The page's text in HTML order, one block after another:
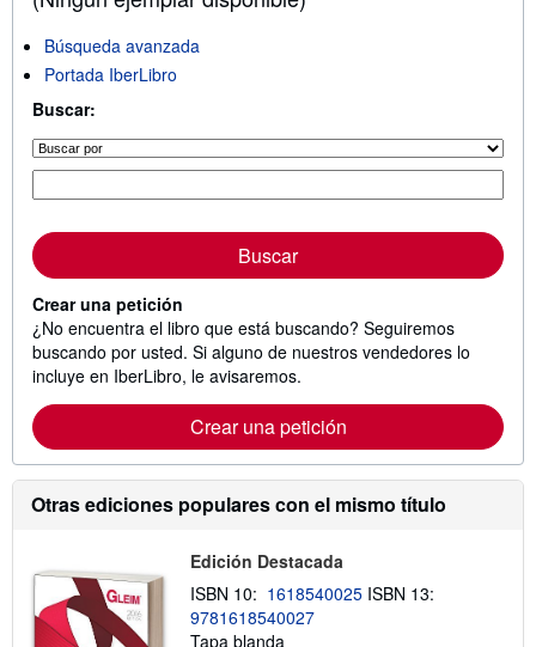
Búsqueda avanzada
Portada IberLibro
Buscar:
Buscar
Crear una petición
¿No encuentra el libro que está buscando? Seguiremos
buscando por usted. Si alguno de nuestros vendedores lo
incluye en IberLibro, le avisaremos.
Crear una petición
Otras ediciones populares con el mismo título
Edición Destacada
ISBN 10: 1618540025 ISBN 13:
9781618540027
Tapa blanda